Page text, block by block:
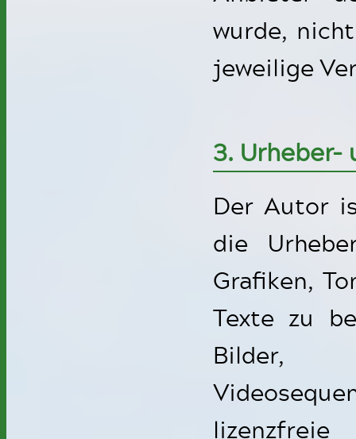
wurde,
jeweilige
3. Urheber-
Der Autor
die
Grafiken,
Texte zu
Bilder,